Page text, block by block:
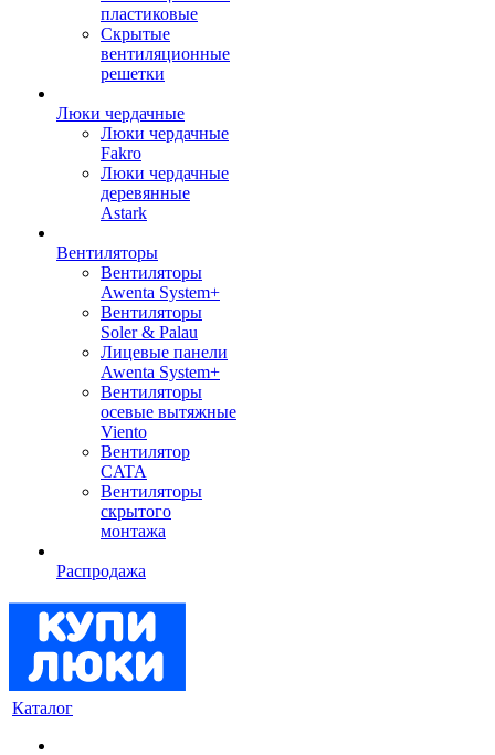
пластиковые
Скрытые
вентиляционные
решетки
Люки чердачные
Люки чердачные
Fakro
Люки чердачные
деревянные
Astark
Вентиляторы
Вентиляторы
Awenta System+
Вентиляторы
Soler & Palau
Лицевые панели
Awenta System+
Вентиляторы
осевые вытяжные
Viento
Вентилятор
CATA
Вентиляторы
скрытого
монтажа
Распродажа
Каталог